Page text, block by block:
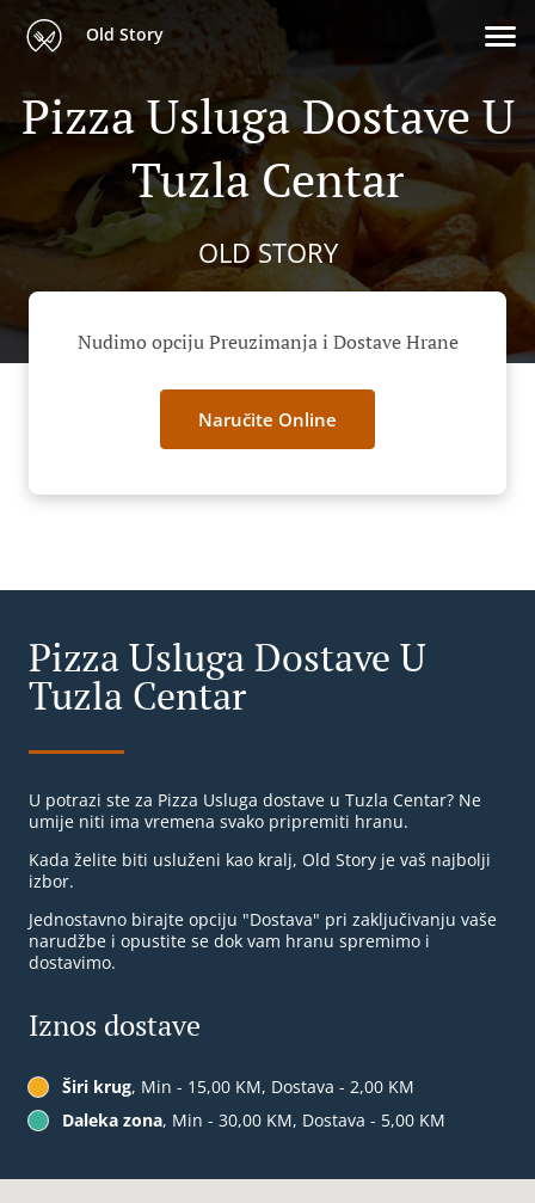
Old Story
Pizza Usluga Dostave U
Tuzla Centar
OLD STORY
Nudimo opciju Preuzimanja i Dostave Hrane
Naručite Online
Pizza Usluga Dostave U
Tuzla Centar
U potrazi ste za Pizza Usluga dostave u Tuzla Centar? Ne
umije niti ima vremena svako pripremiti hranu.
Kada želite biti usluženi kao kralj, Old Story je vaš najbolji
izbor.
Jednostavno birajte opciju "Dostava" pri zaključivanju vaše
narudžbe i opustite se dok vam hranu spremimo i
dostavimo.
Iznos dostave
Širi krug, Min - 15,00 KM, Dostava - 2,00 KM
Daleka zona, Min - 30,00 KM, Dostava - 5,00 KM